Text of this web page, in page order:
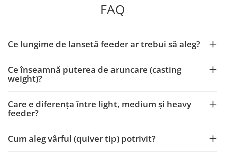
FAQ
Ce lungime de lansetă feeder ar trebui să aleg?
Ce înseamnă puterea de aruncare (casting
weight)?
Care e diferența între light, medium și heavy
feeder?
Cum aleg vârful (quiver tip) potrivit?